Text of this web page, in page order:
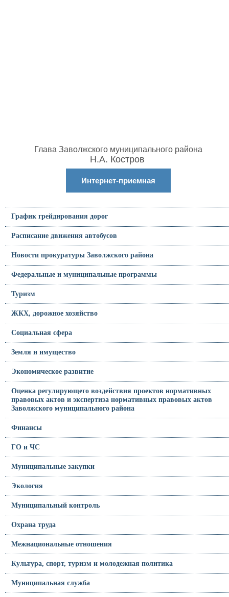
Глава Заволжского муниципального района
Н.А. Костров
Интернет-приемная
График грейдирования дорог
Расписание движения автобусов
Новости прокуратуры Заволжского района
Федеральные и муниципальные программы
Туризм
ЖКХ, дорожное хозяйство
Социальная сфера
Земля и имущество
Экономическое развитие
Оценка регулирующего воздействия проектов нормативных
правовых актов и экспертиза нормативных правовых актов
Заволжского муниципального района
Финансы
ГО и ЧС
Муниципальные закупки
Экология
Муниципальный контроль
Охрана труда
Межнациональные отношения
Культура, спорт, туризм и молодежная политика
Муниципальная служба